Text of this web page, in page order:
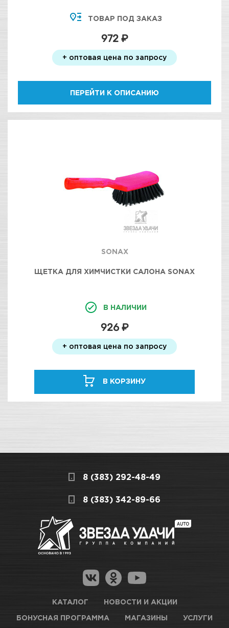
ТОВАР ПОД ЗАКАЗ
972 ₽
+ оптовая цена по запросу
ПЕРЕЙТИ К ОПИСАНИЮ
SONAX
ЩЕТКА ДЛЯ ХИМЧИСТКИ САЛОНА SONAX
В НАЛИЧИИ
926 ₽
+ оптовая цена по запросу
В КОРЗИНУ
8 (383) 292-48-49
8 (383) 342-89-66
КАТАЛОГ НОВОСТИ И АКЦИИ
БОНУСНАЯ ПРОГРАММА МАГАЗИНЫ УСЛУГИ